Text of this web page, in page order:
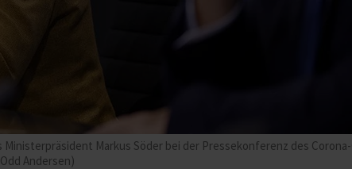
Markus Söder bei der Pressekonferenz des
Andersen)